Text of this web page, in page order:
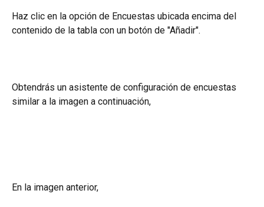
Haz clic en la opción de Encuestas ubicada encima del
contenido de la tabla con un botón de "Añadir".
Obtendrás un asistente de configuración de encuestas
similar a la imagen a continuación,
En la imagen anterior,